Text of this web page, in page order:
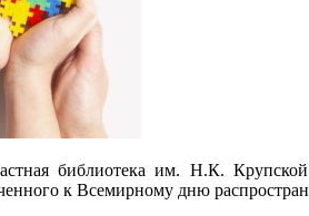
библиотека им. Н.К.
к Всемирному дню